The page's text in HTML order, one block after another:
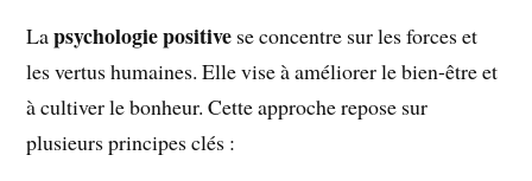
Lapsychologie positive se concentre sur les forces et
les vertus humaines. Elle vise à améliorer le bien-être et
à cultiver le bonheur. Cette approche repose sur
plusieurs principes clés :